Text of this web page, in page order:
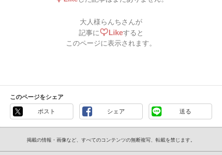
大人様らんち さんが
記事に
Likeすると
このページに表示されます。
このページをシェア
ポスト シェア 送る
掲載の情報・画像など、すべてのコンテンツの無断複写、転載を禁じます。